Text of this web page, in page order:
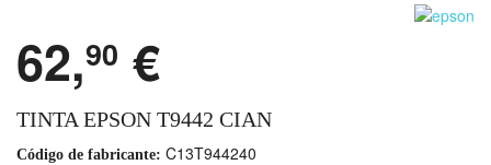
62,90 €
TINTA EPSON T9442 CIAN
Código de fabricante: C13T944240